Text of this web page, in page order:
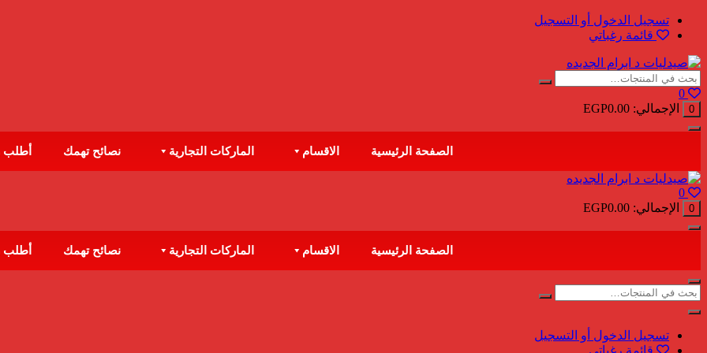
التجاوزتسجيل الدخول أو التسجيل
قائمة رغباتي
0
0 الإجمالي: EGP0.00
الصفحة الرئيسية الاقسام الماركات التجارية نصائح تهمك
0
0 الإجمالي: EGP0.00
الصفحة الرئيسية الاقسام الماركات التجارية نصائح تهمك
تسجيل الدخول أو التسجيل
قائمة رغباتي